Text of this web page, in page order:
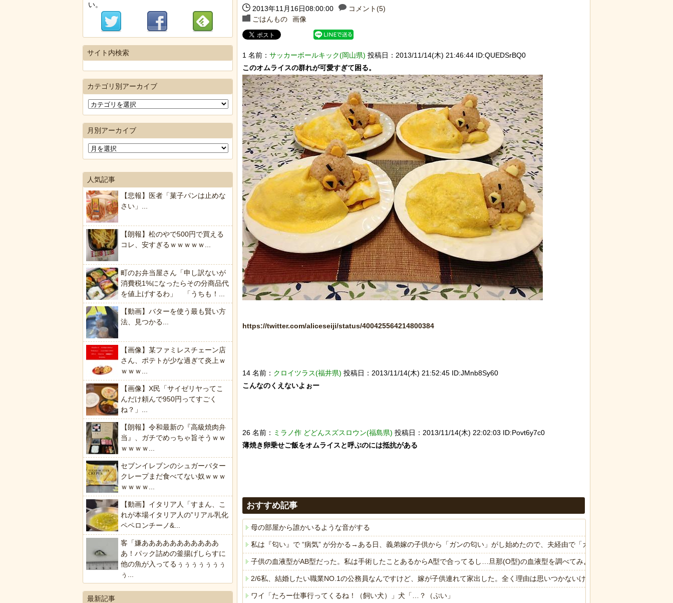
Powered by livedoor 相互RSS
2013年11月16日08:00:00
コメント(5)
ごはんもの
画像
1 名前： サッカーボールキック(岡山県) 投稿日：2013/11/14(木) 21:46:44 ID:QUEDSrBQ0
https://twitter.com/aliceseiji/status/400425564214800384
14 名前： クロイツラス(福井県) 投稿日：2013/11/14(木) 21:52:45 ID:JMnb8Sy60
こんなのくえないよぉー
26 名前： ミラノ作 どどんスズスロウン(福島県) 投稿日：2013/11/14(木) 22:02:03 ID:Povt6y7c0
薄焼き卵乗せご飯をオムライスと呼ぶのには抵抗がある
おすすめ記事
母の部屋から誰かいるような音がする
私は『匂い』で “病気” が分かる→ある日、義弟嫁の子供から「ガンの匂い」がし始めたので、夫経由で「ガンではないか」と伝えた
子供の血液型がAB型だった。私は手術したことあるからA型で合ってるし…旦那(O型)の血液型を調べてみよう」→ 結果・・・
2/6私、結婚したい職業NO.1の公務員なんですけど、嫁が子供連れて家出した。全く理由は思いつかないけど強いてあげるとすれば
ワイ「たろー仕事行ってくるね！（飼い犬）」犬「…？（ぷい」
い。
サイト内検索
カテゴリ別アーカイブ
月別アーカイブ
人気記事
【悲報】医者「菓子パンは止めな
さい」...
【朗報】松のやで500円で買える
コレ、安すぎるｗｗｗｗｗ...
町のお弁当屋さん「申し訳ないが
消費税1%になったらその分商品代
を値上げするわ」 「うちも！...
【動画】バターを使う最も賢い方
法、見つかる...
【画像】某ファミレスチェーン店
さん、ポテトが少な過ぎて炎上ｗ
ｗｗｗ...
【画像】X民「サイゼリヤってこ
んだけ頼んで950円ってすごく
ね？」...
【朗報】令和最新の『高級焼肉弁
当』、ガチでめっちゃ旨そうｗｗ
ｗｗｗｗ...
セブンイレブンのシュガーバター
クレープまだ食べてない奴ｗｗｗ
ｗｗｗｗ...
【動画】イタリア人「すまん、こ
れが本場イタリア人の”リアル乳化
ペペロンチーノ&...
客「嫌あああああああああああ
あ！パック詰めの釜揚げしらすに
他の魚が入ってるぅぅぅぅぅぅぅ
ぅ...
最新記事